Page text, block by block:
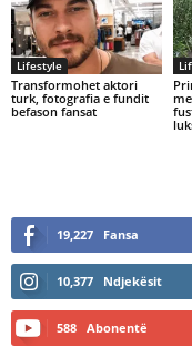
Lifestyle
Transformohet aktori
turk, fotografia e fundit
befason fansat
19,227 Fansa
10,377 Ndjekësit
588 Abonentë